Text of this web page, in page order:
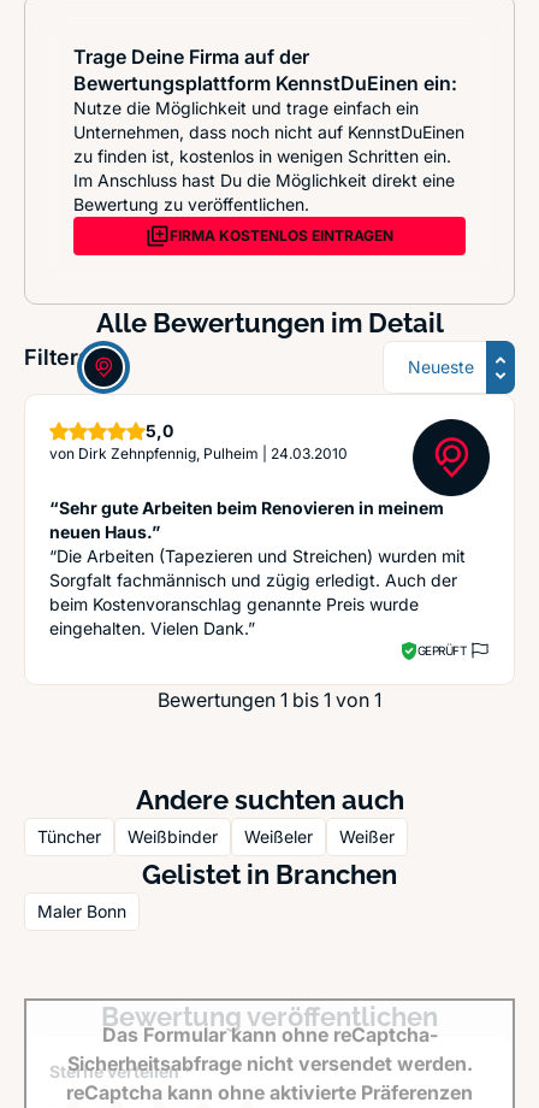
Trage Deine Firma auf der
Bewertungsplattform KennstDuEinen ein:
Nutze die Möglichkeit und trage einfach ein
Unternehmen, dass noch nicht auf KennstDuEinen
zu finden ist, kostenlos in wenigen Schritten ein.
Im Anschluss hast Du die Möglichkeit direkt eine
Bewertung zu veröffentlichen.
FIRMA KOSTENLOS EINTRAGEN
Alle Bewertungen im Detail
Filter: Sortierung
5,0Sterne
von Dirk Zehnpfennig, Pulheim 24.03.2010
“Sehr gute Arbeiten beim Renovieren in meinem
neuen Haus.”
“Die Arbeiten (Tapezieren und Streichen) wurden mit
Sorgfalt fachmännisch und zügig erledigt. Auch der
beim Kostenvoranschlag genannte Preis wurde
eingehalten. Vielen Dank.”
GEPRÜFT
Bewertungen 1 bis 1 von 1
Andere suchten auch
Tüncher Weißbinder Weißeler Weißer
Gelistet in Branchen
Maler Bonn
Bewertung veröffentlichen
Sterne verteilen *
Das Formular kann ohne reCaptcha-
Sicherheitsabfrage nicht versendet werden.
reCaptcha kann ohne aktivierte Präferenzen